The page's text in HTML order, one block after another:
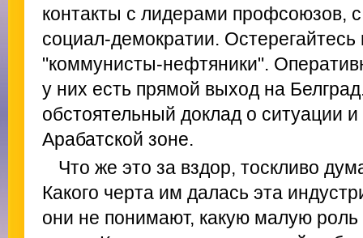
контакты с лидерами профсоюзов,
социал-демократии.
"коммунисты-нефтяники".
у них есть прямой выход на
обстоятельный доклад о ситуации
Арабатской зоне.
Что же это за вздор, тоскливо
Какого черта им далась эта
они не понимают, какую малую роль